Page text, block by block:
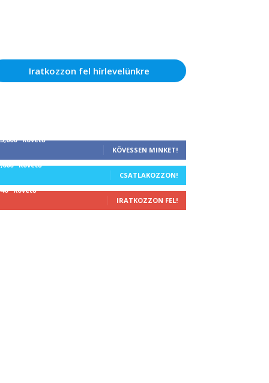
Iratkozzon fel hírlevelünkre
Követő
KÖVESSEN MINKET!
Követő
CSATLAKOZZON!
Követő
IRATKOZZON FEL!